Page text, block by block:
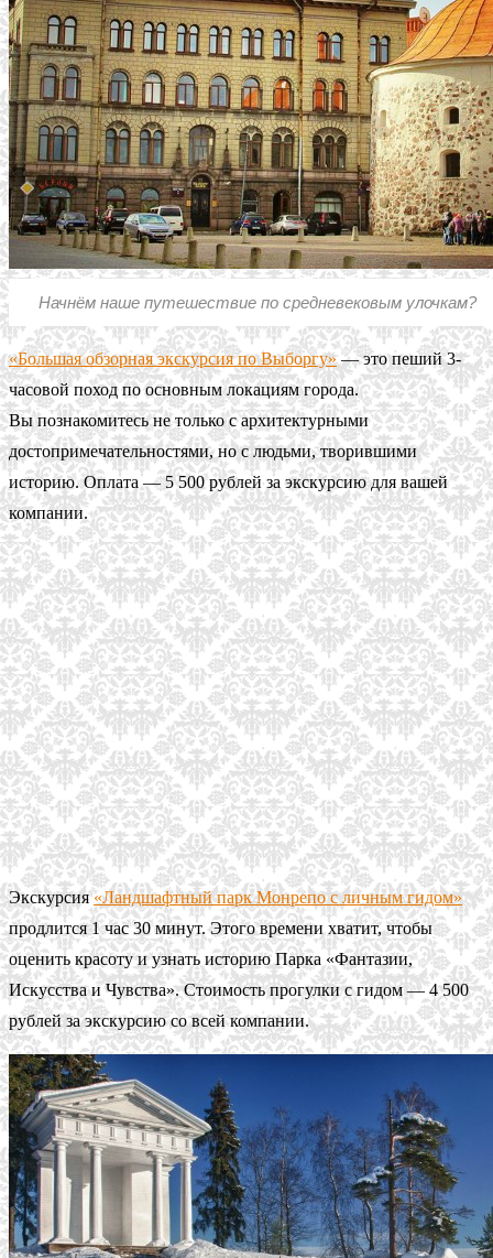
Начнём наше путешествие по средневековым улочкам?
«Большая обзорная экскурсия по Выборгу»— это пеший 3-
часовой поход по основным локациям города.
Вы познакомитесь не только с архитектурными
достопримечательностями, но с людьми, творившими
историю. Оплата — 5 500 рублей за экскурсию для вашей
компании.
Экскурсия«Ландшафтный парк Монрепо с личным гидом»
продлится 1 час 30 минут. Этого времени хватит, чтобы
оценить красоту и узнать историю Парка «Фантазии,
Искусства и Чувства». Стоимость прогулки с гидом — 4 500
рублей за экскурсию со всей компании.